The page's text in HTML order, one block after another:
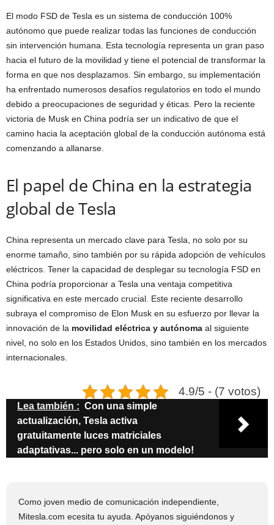
El modo FSD de Tesla es un sistema de conducción 100%
autónomo que puede realizar todas las funciones de conducción
sin intervención humana. Esta tecnología representa un gran paso
hacia el futuro de la movilidad y tiene el potencial de transformar la
forma en que nos desplazamos. Sin embargo, su implementación
ha enfrentado numerosos desafíos regulatorios en todo el mundo
debido a preocupaciones de seguridad y éticas. Pero la reciente
victoria de Musk en China podría ser un indicativo de que el
camino hacia la aceptación global de la conducción autónoma está
comenzando a allanarse.
El papel de China en la estrategia
global de Tesla
China representa un mercado clave para Tesla, no solo por su
enorme tamaño, sino también por su rápida adopción de vehículos
eléctricos. Tener la capacidad de desplegar su tecnología FSD en
China podría proporcionar a Tesla una ventaja competitiva
significativa en este mercado crucial. Este reciente desarrollo
subraya el compromiso de Elon Musk en su esfuerzo por llevar la
innovación de la movilidad eléctrica y autónoma al siguiente
nivel, no solo en los Estados Unidos, sino también en los mercados
internacionales.
4.9/5 - (7 votos)
Lea también : Con una simple
actualización, Tesla activa
gratuitamente luces matriciales
adaptativas... pero solo en un modelo!
Como joven medio de comunicación independiente,
Mitesla.com ecesita tu ayuda. Apóyanos siguiéndonos y